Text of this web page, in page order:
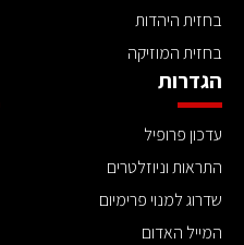
בחזית היהדות
בחזית המוזיקה
הגדרות
עדכון פרופיל
התראות וניוזלטרים
שדרוג למנוי פרימיום
המייל האדום